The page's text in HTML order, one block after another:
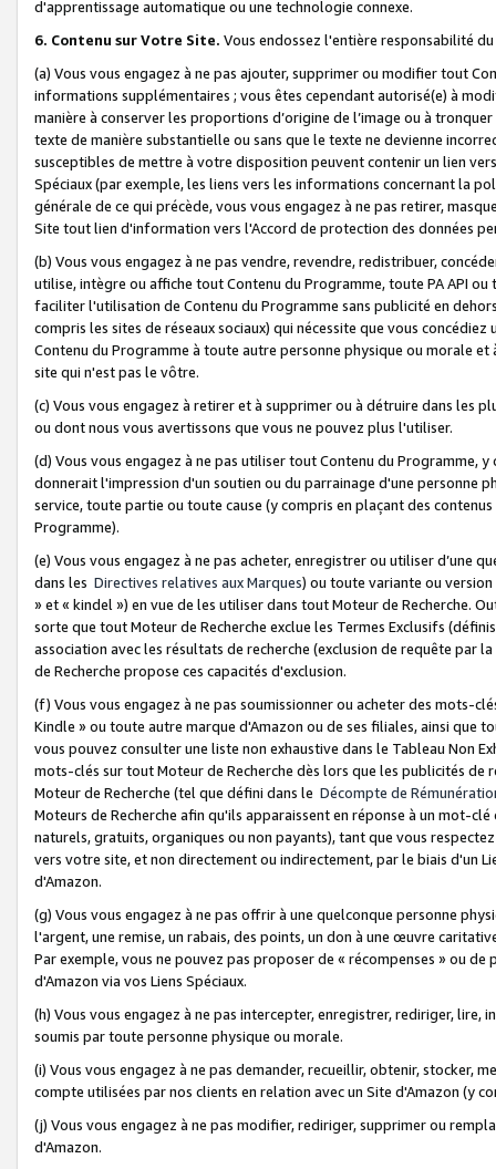
d'apprentissage automatique ou une technologie connexe.
6. Contenu sur Votre Site. Vous endossez l'entière responsabilité
(a) Vous vous engagez à ne pas ajouter, supprimer ou modifier tout
informations supplémentaires ; vous êtes cependant autorisé(e) à
manière à conserver les proportions d’origine de l’image ou à
texte de manière substantielle ou sans que le texte ne devienne
susceptibles de mettre à votre disposition peuvent contenir un lien
Spéciaux (par exemple, les liens vers les informations concernant la
générale de ce qui précède, vous vous engagez à ne pas retirer,
Site tout lien d'information vers l'Accord de protection des données
(b) Vous vous engagez à ne pas vendre, revendre, redistribuer,
utilise, intègre ou affiche tout Contenu du Programme, toute PA API
faciliter l'utilisation de Contenu du Programme sans publicité en
compris les sites de réseaux sociaux) qui nécessite que vous
Contenu du Programme à toute autre personne physique ou morale
site qui n'est pas le vôtre.
(c) Vous vous engagez à retirer et à supprimer ou à détruire dans les
ou dont nous vous avertissons que vous ne pouvez plus l'utiliser.
(d) Vous vous engagez à ne pas utiliser tout Contenu du Programme,
donnerait l'impression d'un soutien ou du parrainage d'une personne
service, toute partie ou toute cause (y compris en plaçant des
Programme).
(e) Vous vous engagez à ne pas acheter, enregistrer ou utiliser d’une
dans les Directives relatives aux Marques) ou toute variante ou
» et « kindel ») en vue de les utiliser dans tout Moteur de Recherche.
sorte que tout Moteur de Recherche exclue les Termes Exclusifs
association avec les résultats de recherche (exclusion de requête
de Recherche propose ces capacités d'exclusion.
(f) Vous vous engagez à ne pas soumissionner ou acheter des mots-
Kindle » ou toute autre marque d'Amazon ou de ses filiales, ainsi que
vous pouvez consulter une liste non exhaustive dans le Tableau Non
mots-clés sur tout Moteur de Recherche dès lors que les publicités de
Moteur de Recherche (tel que défini dans le Décompte de
Moteurs de Recherche afin qu'ils apparaissent en réponse à un mot-
naturels, gratuits, organiques ou non payants), tant que vous
vers votre site, et non directement ou indirectement, par le biais d'un
d'Amazon.
(g) Vous vous engagez à ne pas offrir à une quelconque personne
l'argent, une remise, un rabais, des points, un don à une œuvre
Par exemple, vous ne pouvez pas proposer de « récompenses » ou
d'Amazon via vos Liens Spéciaux.
(h) Vous vous engagez à ne pas intercepter, enregistrer, rediriger,
soumis par toute personne physique ou morale.
(i) Vous vous engagez à ne pas demander, recueillir, obtenir, stocker,
compte utilisées par nos clients en relation avec un Site d'Amazon (y
(j) Vous vous engagez à ne pas modifier, rediriger, supprimer ou
d'Amazon.